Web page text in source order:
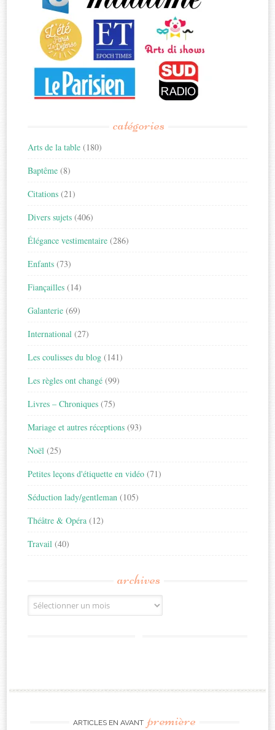
catégories
Arts de la table (180)
Baptême (8)
Citations (21)
Divers sujets (406)
Élégance vestimentaire (286)
Enfants (73)
Fiançailles (14)
Galanterie (69)
International (27)
Les coulisses du blog (141)
Les règles ont changé (99)
Livres – Chroniques (75)
Mariage et autres réceptions (93)
Noël (25)
Petites leçons d'étiquette en vidéo (71)
Séduction lady/gentleman (105)
Théâtre & Opéra (12)
Travail (40)
archives
Archives
ARTICLES EN AVANT première